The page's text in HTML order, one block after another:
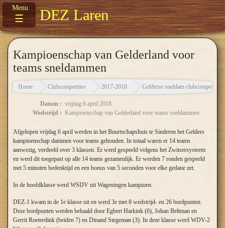
☰ DEZ Laren
Kampioenschap van Gelderland voor
teams sneldammen
Home Clubcompetities 2017-2018 Gelderse sneldam clubcompetitie
Datum : vrijdag 6 april 2018
Wedstrijd : Kampioenschap van Gelderland voor teams sneldammen
Afgelopen vrijdag 6 april werden in het Buurtschapshuis te Sinderen het Gelders
kampioenschap dammen voor teams gehouden. In totaal waren er 14 teams
aanwezig, verdeeld over 3 klassen. Er werd gespeeld volgens het Zwitsersysteem
en werd dit toegepast op alle 14 teams gezamenlijk. Er werden 7 ronden gespeeld
met 5 minuten bedenktijd en een bonus van 5 seconden voor elke gedane zet.
In de hoofdklasse werd WSDV uit Wageningen kampioen.
DEZ-1 kwam in de 1e klasse uit en werd 3e met 8 wedstrijd- en 26 bordpunten.
Deze bordpunten werden behaald door Egbert Harkink (6), Johan Beltman en
Gerrit Roeterdink (beiden 7) en Dinand Stegeman (3). In deze klasse werd WDV-2